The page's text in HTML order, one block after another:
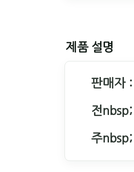
제품 설명
판매자
전
주